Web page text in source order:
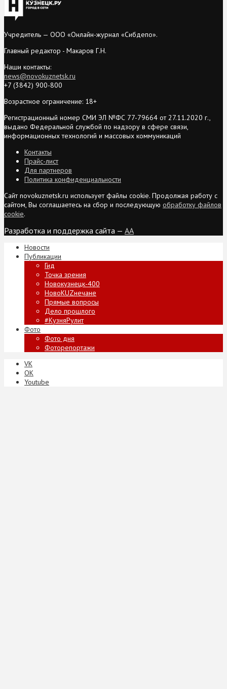
Учредитель — ООО «Онлайн-журнал «Сибдепо».
Главный редактор - Макаров Г.Н.
Наши контакты:
news@novokuznetsk.ru
+7 (3842) 900-800
Возрастное ограничение: 18+
Регистрационный номер СМИ ЭЛ №ФС 77-79664 от 27.11.2020 г.,
выдано Федеральной службой по надзору в сфере связи,
информационных технологий и массовых коммуникаций
Контакты
Прайс-лист
Для партнеров
Политика конфиденциальности
Сайт novokuznetsk.ru использует файлы cookie. Продолжая работу с
сайтом, Вы соглашаетесь на сбор и последующую обработку файлов
cookie.
Разработка и поддержка сайта — AA
Новости
Публикации
Гид
Точка зрения
Новокузнецк-400
НовоKUZнечане
Прямые вопросы
Дело прошлого
#КузняРулит
Фото
Фото дня
Фоторепортажи
VK
ОК
Youtube